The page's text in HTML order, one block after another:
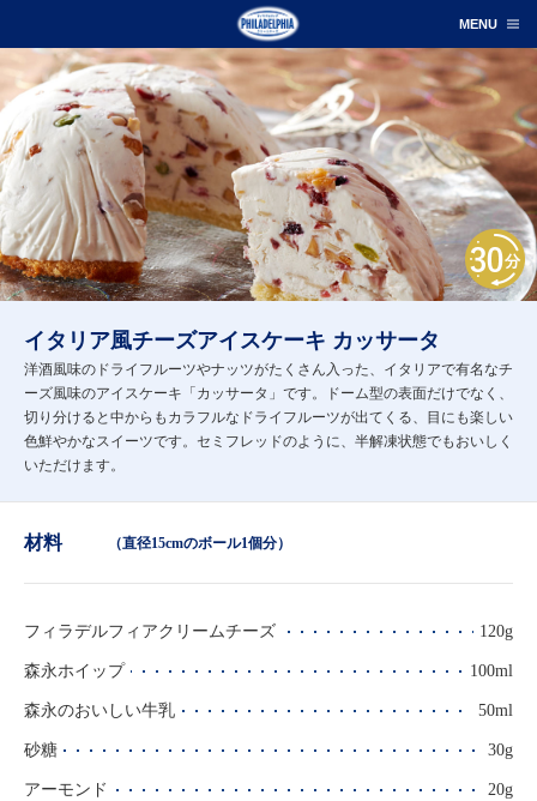
イタリア風チーズアイスケーキ カッサータ
洋酒風味のドライフルーツやナッツがたくさん入った、イタリアで有名なチ
ーズ風味のアイスケーキ「カッサータ」です。ドーム型の表面だけでなく、
切り分けると中からもカラフルなドライフルーツが出てくる、目にも楽しい
色鮮やかなスイーツです。セミフレッドのように、半解凍状態でもおいしく
いただけます。
材料 （直径15cmのボール1個分）
フィラデルフィアクリームチーズ 120g
森永ホイップ 100ml
森永のおいしい牛乳 50ml
砂糖 30g
アーモンド 20g